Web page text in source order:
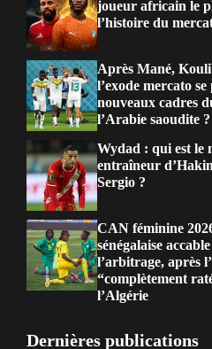
joueur africain le
l’histoire du
Après Mané,
l’exode mercato
nouveaux cadres
l’Arabie saoudite ?
Wydad : qui est le
entraîneur
Sergio ?
CAN féminine
sénégalaise
l’arbitrage, après
“complètement
l’Algérie
Dernières publications